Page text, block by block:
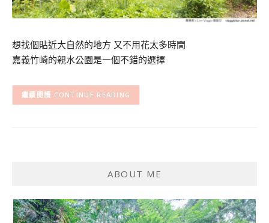
想找個貼近大自然的地方 又不用花太多時間
嘉義竹崎的親水公園是一個不錯的選擇
CONTINUE READING
ABOUT ME